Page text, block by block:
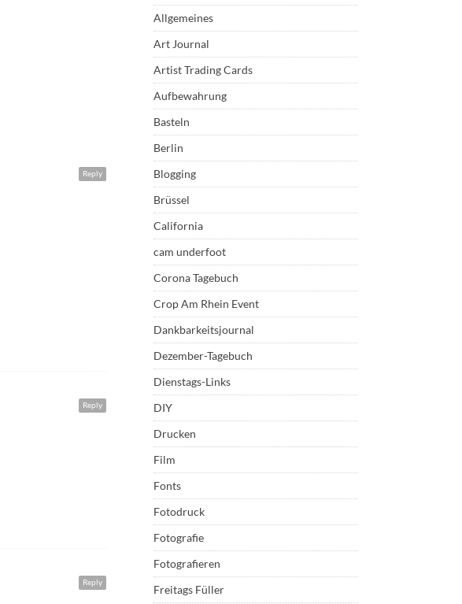
Reply
Reply
Reply
Allgemeines
Art Journal
Artist Trading Cards
Aufbewahrung
Basteln
Berlin
Blogging
Brüssel
California
cam underfoot
Corona Tagebuch
Crop Am Rhein Event
Dankbarkeitsjournal
Dezember-Tagebuch
Dienstags-Links
DIY
Drucken
Film
Fonts
Fotodruck
Fotografie
Fotografieren
Freitags Füller